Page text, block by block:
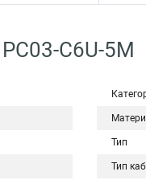
C6U-5M
Тип
Тип